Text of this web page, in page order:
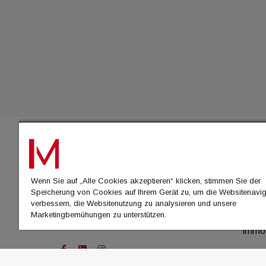
Wenn Sie auf „Alle Cookies akzeptieren“ klicken, stimmen Sie der
Speicherung von Cookies auf Ihrem Gerät zu, um die
verbessern, die Websitenutzung zu analysieren und unsere
Marketingbemühungen zu unterstützen.